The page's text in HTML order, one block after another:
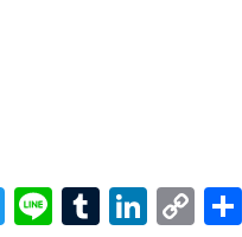
T Li T Li C